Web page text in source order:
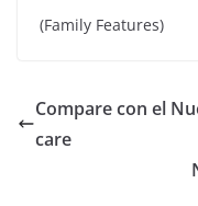
(Family Features)
Compare con el
care